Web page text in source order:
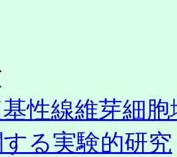
性線維芽細
する実験的研究